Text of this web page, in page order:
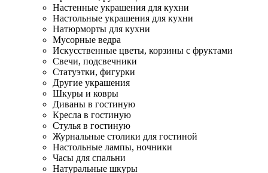
Настенные украшения для кухни
Настольные украшения для кухни
Натюрморты для кухни
Мусорные ведра
Искусственные цветы, корзины с фруктами
Свечи, подсвечники
Статуэтки, фигурки
Другие украшения
Шкуры и ковры
Диваны в гостиную
Кресла в гостиную
Стулья в гостиную
Журнальные столики для гостиной
Настольные лампы, ночники
Часы для спальни
Натуральные шкуры